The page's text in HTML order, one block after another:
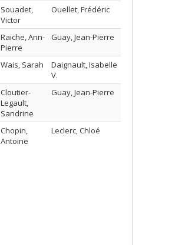
Souadet,
Victor
Ouellet, Frédéric
Raiche, Ann-
Pierre
Guay, Jean-Pierre
Wais, Sarah
Daignault, Isabelle
V.
Cloutier-
Legault,
Sandrine
Guay, Jean-Pierre
Chopin,
Antoine
Leclerc, Chloé